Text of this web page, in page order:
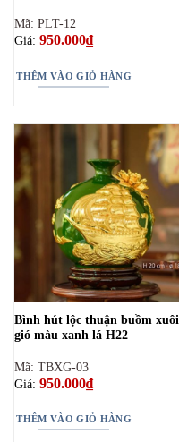
Mã: PLT-12
Giá: 950.000₫
THÊM VÀO GIỎ HÀNG
Bình hút lộc thuận buồm xuôi
gió màu xanh lá H22
Mã: TBXG-03
Giá: 950.000₫
THÊM VÀO GIỎ HÀNG